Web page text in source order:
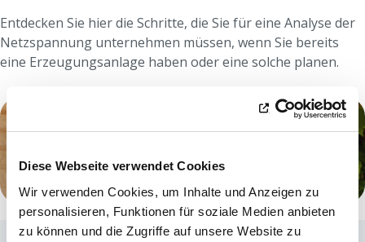
Diese Webseite verwendet Cookies
Wir verwenden Cookies, um Inhalte und Anzeigen zu
personalisieren, Funktionen für soziale Medien anbieten
zu können und die Zugriffe auf unsere Website zu
Entdecken Sie hier die Schritte, die Sie für eine Analyse der
Netzspannung unternehmen müssen, wenn Sie bereits
eine Erzeugungsanlage haben oder eine solche planen.
Sie wohnen in einem Viertel, das